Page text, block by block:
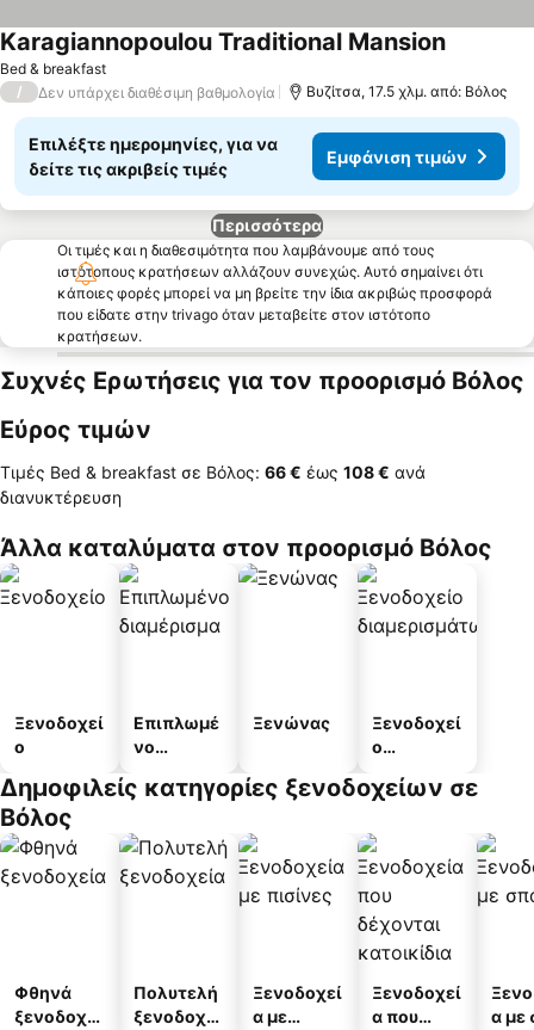
Bed & breakfast
Karagiannopoulou Traditional Mansion
/ Δεν υπάρχει διαθέσιμη βαθμολογία Βυζίτσα, 17.5 χλμ. από: Βόλος
Επιλέξτε ημερομηνίες, για να
δείτε τις ακριβείς τιμές
Εμφάνιση τιμών
Περισσότερα
Οι τιμές και η διαθεσιμότητα που λαμβάνουμε από τους
ιστότοπους κρατήσεων αλλάζουν συνεχώς. Αυτό σημαίνει ότι
κάποιες φορές μπορεί να μη βρείτε την ίδια ακριβώς προσφορά
που είδατε στην trivago όταν μεταβείτε στον ιστότοπο
κρατήσεων.
Συχνές Ερωτήσεις για τον προορισμό Βόλος
Εύρος τιμών
Τιμές Bed & breakfast σε Βόλος: ‎66 € έως ‎108 € ανά
διανυκτέρευση
Άλλα καταλύματα στον προορισμό Βόλος
Ξενοδοχεί
ο
Επιπλωμέ
νο
α
Ξενώνας
Ξενοδοχεί
ο
άτων
Δημοφιλείς κατηγορίες ξενοδοχείων σε
Βόλος
Φθηνά
ξενοδοχεί
Πολυτελή
ξενοδοχεί
Ξενοδοχεί
α με
Ξενοδοχεί
α που
α με